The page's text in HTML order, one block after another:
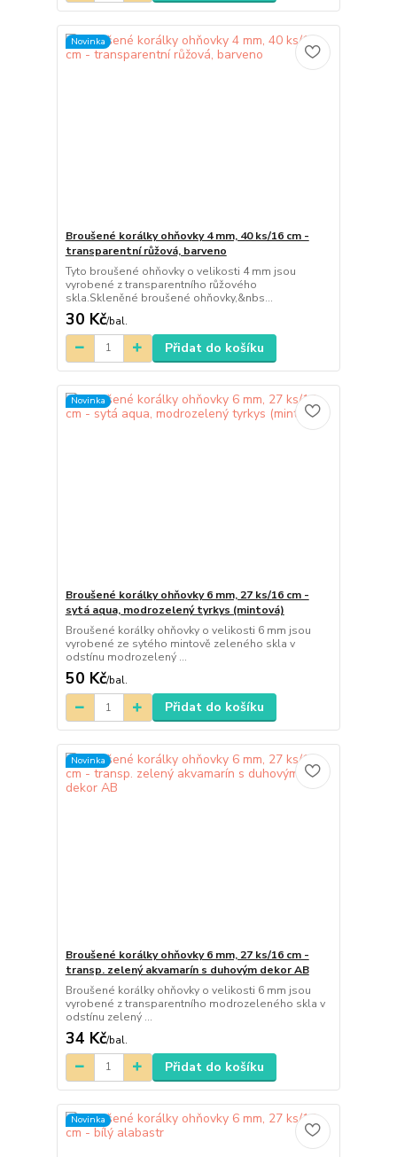
Novinka
Broušené korálky ohňovky 4 mm, 40 ks/16 cm -
transparentní růžová, barveno
Tyto broušené ohňovky o velikosti 4 mm jsou
vyrobené z transparentního růžového
skla.Skleněné broušené ohňovky,&nbs...
30 Kč/bal.
Přidat do košíku
Novinka
Broušené korálky ohňovky 6 mm, 27 ks/16 cm -
sytá aqua, modrozelený tyrkys (mintová)
Broušené korálky ohňovky o velikosti 6 mm jsou
vyrobené ze sytého mintově zeleného skla v
odstínu modrozelený ...
50 Kč/bal.
Přidat do košíku
Novinka
Broušené korálky ohňovky 6 mm, 27 ks/16 cm -
transp. zelený akvamarín s duhovým dekor AB
Broušené korálky ohňovky o velikosti 6 mm jsou
vyrobené z transparentního modrozeleného skla v
odstínu zelený ...
34 Kč/bal.
Přidat do košíku
Novinka